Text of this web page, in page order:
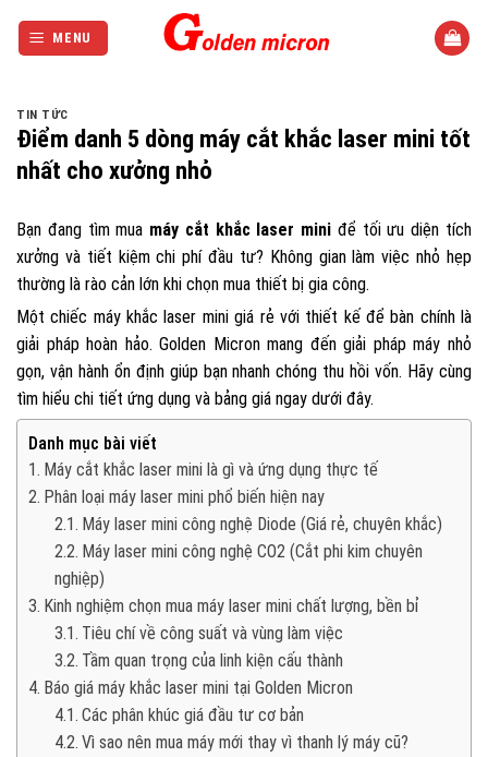
MENU
TIN TỨC
Điểm danh 5 dòng máy cắt khắc laser mini tốt
nhất cho xưởng nhỏ
Bạn đang tìm mua máy cắt khắc laser mini để tối ưu diện tích
xưởng và tiết kiệm chi phí đầu tư? Không gian làm việc nhỏ hẹp
thường là rào cản lớn khi chọn mua thiết bị gia công.
Một chiếc máy khắc laser mini giá rẻ với thiết kế để bàn chính là
giải pháp hoàn hảo. Golden Micron mang đến giải pháp máy nhỏ
gọn, vận hành ổn định giúp bạn nhanh chóng thu hồi vốn. Hãy cùng
tìm hiểu chi tiết ứng dụng và bảng giá ngay dưới đây.
Danh mục bài viết
Máy cắt khắc laser mini là gì và ứng dụng thực tế
Phân loại máy laser mini phổ biến hiện nay
Máy laser mini công nghệ Diode (Giá rẻ, chuyên khắc)
Máy laser mini công nghệ CO2 (Cắt phi kim chuyên
nghiệp)
Kinh nghiệm chọn mua máy laser mini chất lượng, bền bỉ
Tiêu chí về công suất và vùng làm việc
Tầm quan trọng của linh kiện cấu thành
Báo giá máy khắc laser mini tại Golden Micron
Các phân khúc giá đầu tư cơ bản
Vì sao nên mua máy mới thay vì thanh lý máy cũ?